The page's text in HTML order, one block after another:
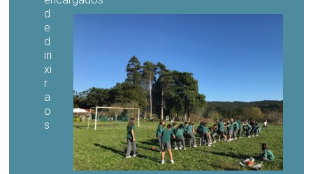
d
e
d
iri
xi
r
a
o
s